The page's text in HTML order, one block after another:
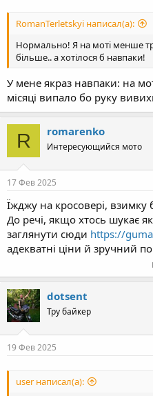
RomanTerletskyi написал(а):
Нормально! Я на моті менше
більше.. а хотілося б навпаки!
У мене якраз навпаки: на
місяці випало бо руку
R romarenko
Интересующийся мото
17 Фев 2025
Їжджу на кросовері, взимку
До речі, якщо хтось шукає
заглянути сюди https://
адекватні ціни й зручний
dotsent
Тру байкер
19 Фев 2025
user написал(а):